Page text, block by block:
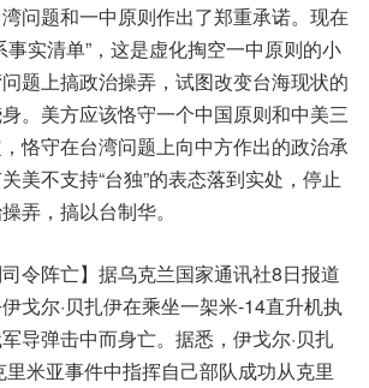
问题和一中原则作出了郑重承诺。现在
事实清单”，这是虚化掏空一中原则的小
题上搞政治操弄，试图改变台海现状的
。美方应该恪守一个中国原则和中美三
恪守在台湾问题上向中方作出的政治承
美不支持“台独”的表态落到实处，停止
弄，搞以台制华。
司令阵亡】据乌克兰国家通讯社8日报道
戈尔·贝扎伊在乘坐一架米-14直升机执
导弹击中而身亡。据悉，伊戈尔·贝扎
米亚事件中指挥自己部队成功从克里